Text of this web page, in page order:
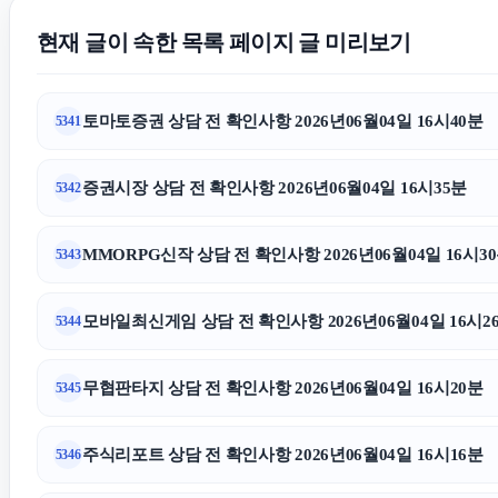
현재 글이 속한 목록 페이지 글 미리보기
5341 토마토증권 상담 전 확인사항 2026년06월04일 16시40분
5342증권시장 상담 전 확인사항 2026년06월04일 16시35분
5343MMORPG신작 상담 전 확인사항 2026년06월04일 16시
5344 모바일최신게임 상담 전 확인사항 2026년06월04일 16시
5345무협판타지 상담 전 확인사항 2026년06월04일 16시20분
5346주식리포트 상담 전 확인사항 2026년06월04일 16시16분